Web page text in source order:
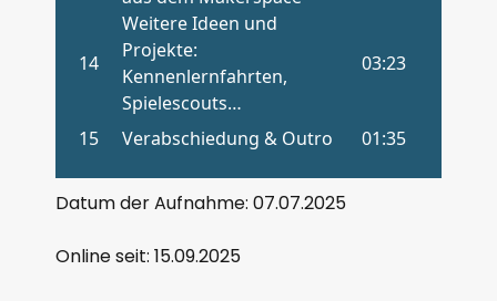
Datum der Aufnahme: 07.07.2025
Online seit: 15.09.2025